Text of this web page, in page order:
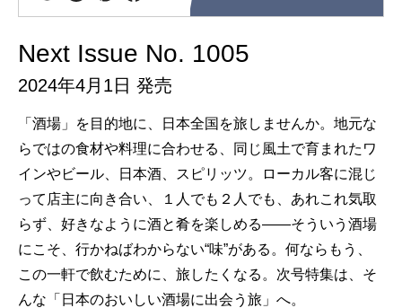
Next Issue No. 1005
2024年4月1日 発売
「酒場」を目的地に、日本全国を旅しませんか。地元な
らではの食材や料理に合わせる、同じ風土で育まれたワ
インやビール、日本酒、スピリッツ。ローカル客に混じ
って店主に向き合い、１人でも２人でも、あれこれ気取
らず、好きなように酒と肴を楽しめる——そういう酒場
にこそ、行かねばわからない“味”がある。何ならもう、
この一軒で飲むために、旅したくなる。次号特集は、そ
んな「日本のおいしい酒場に出会う旅」へ。